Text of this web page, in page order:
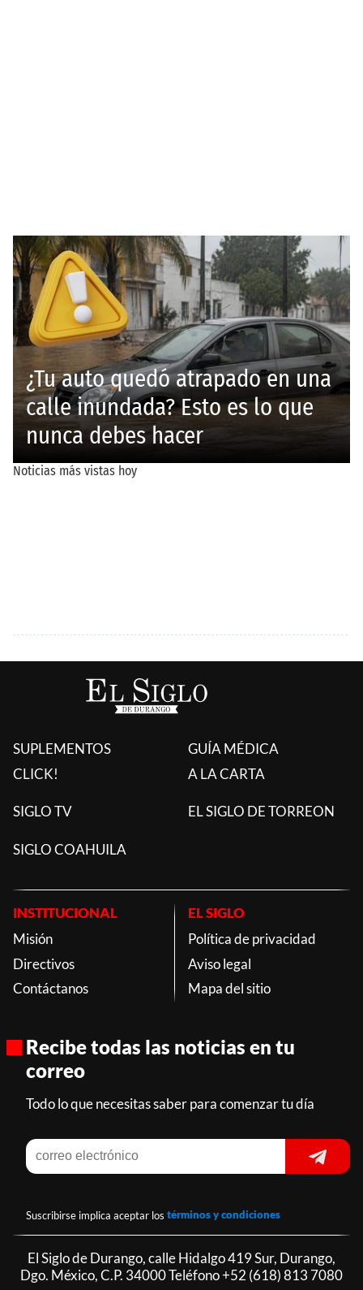
SUPLEMENTOS
CLICK!
GUÍA MÉDICA
A LA CARTA
SIGLO TV EL SIGLO DE TORREON
SIGLO COAHUILA
INSTITUCIONAL
Misión
Directivos
Contáctanos
EL SIGLO
Política de privacidad
Aviso legal
Mapa del sitio
Recibe todas las noticias en tu
correo
Todo lo que necesitas saber para comenzar tu día
Suscribirse implica aceptar los términos y condiciones
El Siglo de Durango, calle Hidalgo 419 Sur, Durango,
Dgo. México, C.P. 34000 Teléfono+52 (618) 813 7080